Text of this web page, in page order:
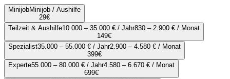
MinijobMinijob / Aushilfe
29€
Teilzeit & Aushilfe10.000 – 35.000 € / Jahr830 – 2.900 € / Monat
149€
Spezialist35.000 – 55.000 € / Jahr2.900 – 4.580 € / Monat
399€
Experte55.000 – 80.000 € / Jahr4.580 – 6.670 € / Monat
699€